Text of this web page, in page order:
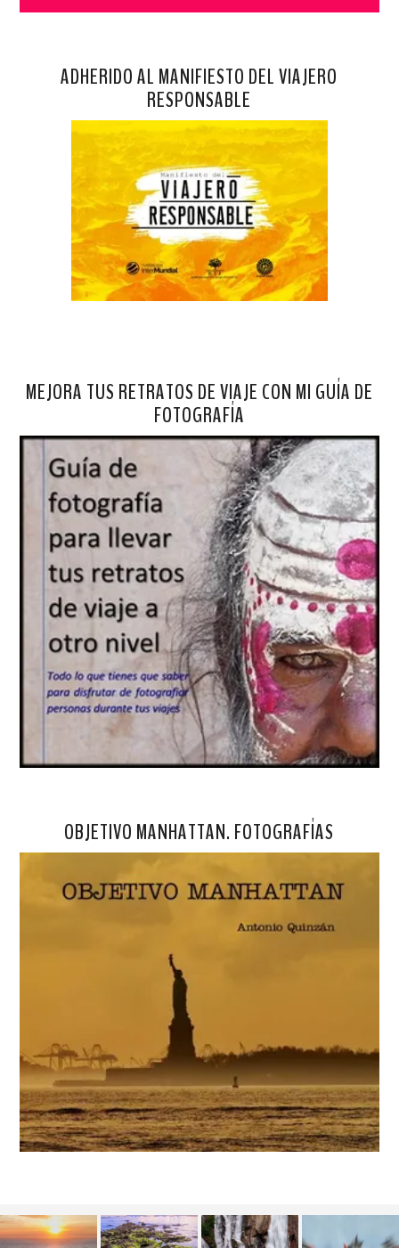
ADHERIDO AL MANIFIESTO DEL VIAJERO
RESPONSABLE
MEJORA TUS RETRATOS DE VIAJE CON MI GUÍA DE
FOTOGRAFÍA
OBJETIVO MANHATTAN. FOTOGRAFÍAS